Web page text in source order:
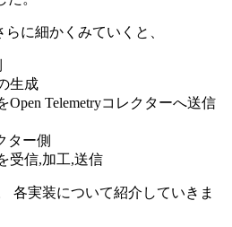
らに細かくみていくと、
生成
Open Telemetryコレクターへ送信
ター側
受信,加工,送信
各実装について紹介していきま